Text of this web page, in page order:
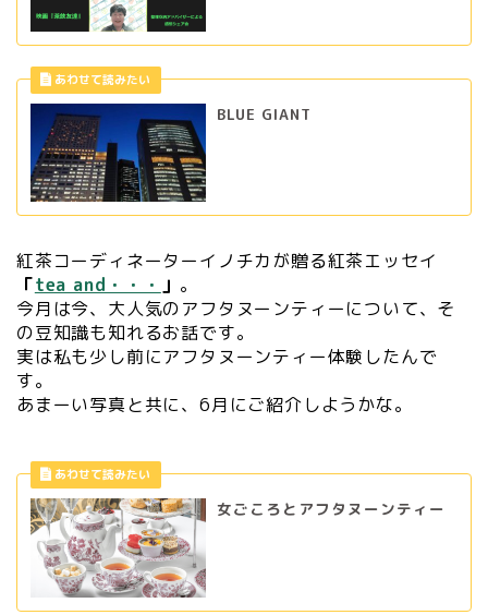
BLUE GIANT
紅茶コーディネーターイノチカが贈る紅茶エッセイ
「tea and・・・ 」 。
今月は今、大人気のアフタヌーンティーについて、そ
の豆知識も知れるお話です。
実は私も少し前にアフタヌーンティー体験したんで
す。
あまーい写真と共に、6月にご紹介しようかな。
女ごころとアフタヌーンティー